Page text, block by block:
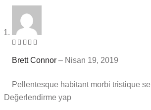
üzerinden
Brett Connor – Nisan 19, 2019
Pellentesque habitant morbi tristique
Değerlendirme yap